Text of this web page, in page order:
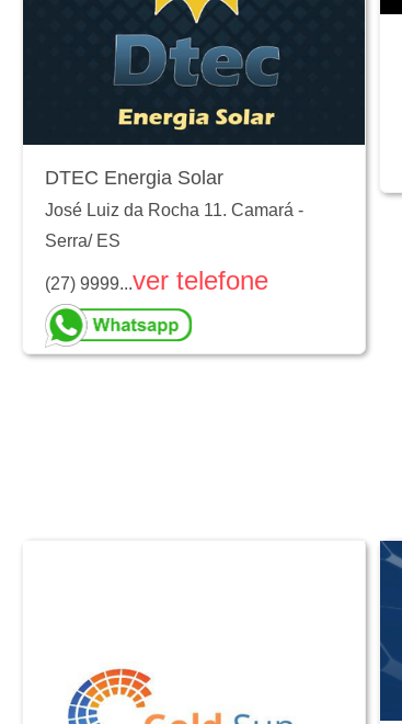
DTEC Energia Solar
José Luiz da Rocha 11. Camará -
Serra/ ES
(27) 9999...ver telefone